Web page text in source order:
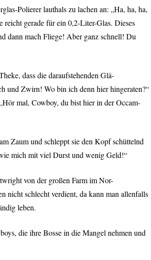
Polierer lauthals zu lachen an: „Ha, ha, ha,
reicht gerade für ein 0,2-Liter-Glas. Dieses
dann mach Fliege! Aber ganz schnell! Du
dass die daraufstehenden Glä-
und Zwirn! Wo bin ich denn hier hingeraten?“
mal, Cowboy, du bist hier in der Occam-
Zaum und schleppt sie den Kopf schüttelnd
mich mit viel Durst und wenig Geld!“
von der großen Farm im Nor-
nicht schlecht verdient, da kann man allenfalls
leben.
die ihre Bosse in die Mangel nehmen und